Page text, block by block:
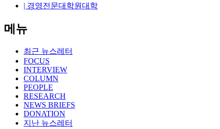
| 경영전문대학원대학
메뉴
최근 뉴스레터
FOCUS
INTERVIEW
COLUMN
PEOPLE
RESEARCH
NEWS BRIEFS
DONATION
지난 뉴스레터